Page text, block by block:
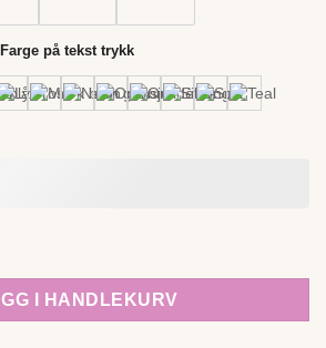
Farge på tekst trykk
navn pilot ugle antall
I HANDLEKURV